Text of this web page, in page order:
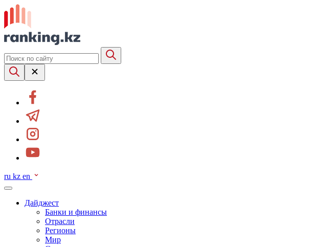
ru kz en
Дайджест
Банки и финансы
Отрасли
Регионы
Мир